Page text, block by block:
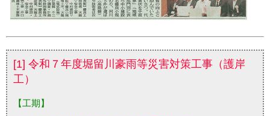
[1] 令和７年度堀留川豪雨等災害対策工事（護岸
工）
【工期】